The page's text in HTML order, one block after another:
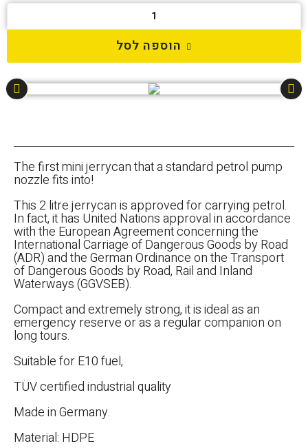
הוספה לסל
The first mini jerrycan that a standard petrol pump
nozzle fits into!
This 2 litre jerrycan is approved for carrying petrol.
In fact, it has United Nations approval in accordance
with the European Agreement concerning the
International Carriage of Dangerous Goods by Road
(ADR) and the German Ordinance on the Transport
of Dangerous Goods by Road, Rail and Inland
Waterways (GGVSEB).
Compact and extremely strong, it is ideal as an
emergency reserve or as a regular companion on
long tours.
Suitable for E10 fuel,
TÜV certified industrial quality
Made in Germany.
Material: HDPE